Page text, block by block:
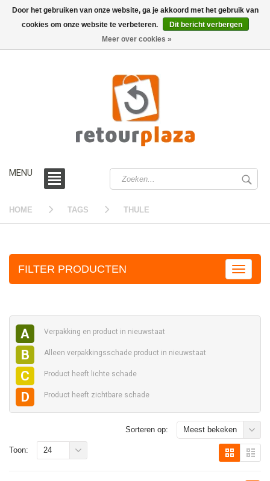
MENU
HOME TAGS THULE
FILTER PRODUCTEN
A Verpakking en product in nieuwstaat
B Alleen verpakkingsschade product in nieuwstaat
C Product heeft lichte schade
D Product heeft zichtbare schade
Sorteren op: Meest bekeken
Toon: 24
Door het gebruiken van onze website, ga je akkoord met het gebruik van
cookies om onze website te verbeteren.
Dit bericht verbergen
Meer over cookies »